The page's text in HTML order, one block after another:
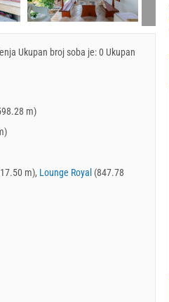
Ukupan broj soba je: 0 Ukupan
m)
m), Lounge Royal (847.78